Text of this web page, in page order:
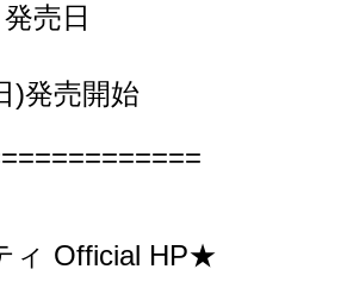
売日
)発売開始
ィ Official HP★